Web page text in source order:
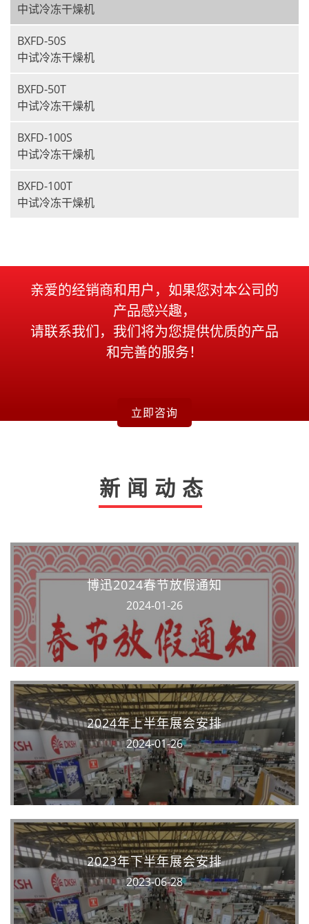
中试冷冻干燥机
BXFD-50S
中试冷冻干燥机
BXFD-50T
中试冷冻干燥机
BXFD-100S
中试冷冻干燥机
BXFD-100T
中试冷冻干燥机
亲爱的经销商和用户，如果您对本公司的
产品感兴趣，
请联系我们，我们将为您提供优质的产品
和完善的服务！
立即咨询
新闻动态
博迅2024春节放假通知
2024-01-26
2024年上半年展会安排
2024-01-26
2023年下半年展会安排
2023-06-28